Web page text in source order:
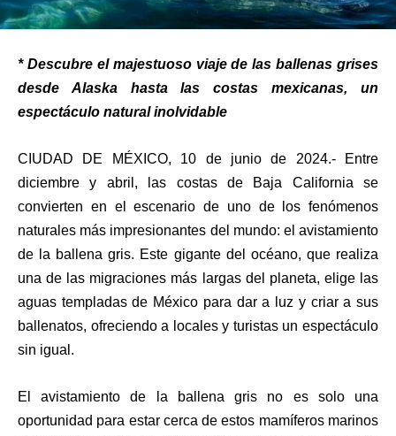
* Descubre el majestuoso viaje de las ballenas grises
desde Alaska hasta las costas mexicanas, un
espectáculo natural inolvidable
CIUDAD DE MÉXICO, 10 de junio de 2024.- Entre
diciembre y abril, las costas de Baja California se
convierten en el escenario de uno de los fenómenos
naturales más impresionantes del mundo: el avistamiento
de la ballena gris. Este gigante del océano, que realiza
una de las migraciones más largas del planeta, elige las
aguas templadas de México para dar a luz y criar a sus
ballenatos, ofreciendo a locales y turistas un espectáculo
sin igual.
El avistamiento de la ballena gris no es solo una
oportunidad para estar cerca de estos mamíferos marinos